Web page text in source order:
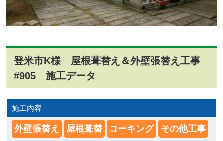
登米市K様 屋根葺替え＆外壁張替え工事
#905 施工データ
施工内容
外壁張替え 屋根葺替 コーキング その他工事